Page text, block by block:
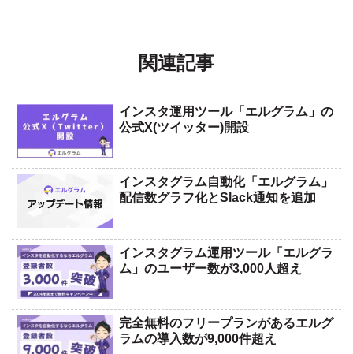
関連記事
インスタ運用ツール「エルグラム」の
公式X(ツイッター)開設
インスタグラム自動化「エルグラム」
配信数グラフ化とSlack通知を追加
インスタグラム運用ツール「エルグラ
ム」のユーザー数が3,000人超え
完全無料のフリープランがあるエルグ
ラムの導入数が9,000件超え